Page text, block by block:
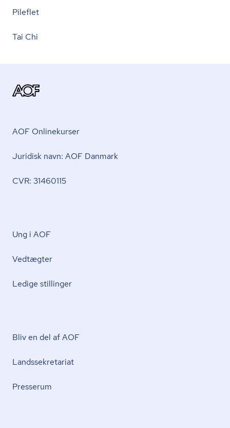
Pileflet
Tai Chi
AOF Onlinekurser
Juridisk navn: AOF Danmark
CVR: 31460115
Ung i AOF
Vedtægter
Ledige stillinger
Bliv en del af AOF
Lands­se­kre­ta­ri­at
Presserum